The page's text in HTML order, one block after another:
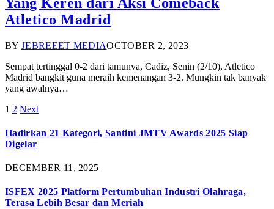
Atletico Madrid
BY JEBREEET MEDIAOCTOBER 2, 2023
Sempat tertinggal 0-2 dari tamunya, Cadiz, Senin (2/10), Atletico
Madrid bangkit guna meraih kemenangan 3-2. Mungkin tak banyak
yang awalnya…
1 2 Next
Hadirkan 21 Kategori, Santini JMTV Awards 2025 Siap
Digelar
DECEMBER 11, 2025
ISFEX 2025 Platform Pertumbuhan Industri Olahraga,
Terasa Lebih Besar dan Meriah